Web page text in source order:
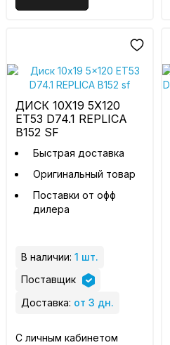
ДИСК 10X19 5X120
ET53 D74.1 REPLICA
B152 SF
Быстрая доставка
Оригинальный товар
Поставки от офф
дилера
В наличии: 1 шт.
Поставщик
Доставка: от 3 дн.
С личным кабинетом